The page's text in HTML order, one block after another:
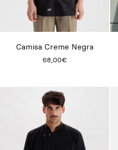
Camisa Creme Negra
68,00€